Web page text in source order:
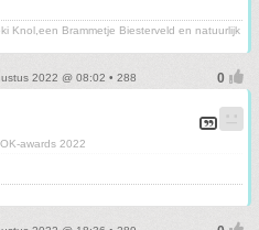
Knol,een Brammetje Biesterveld en natuurlijk
2022 @ 08:02 • 288
awards 2022